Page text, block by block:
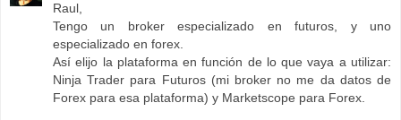
Raul,
Tengo un broker especializado en futuros, y uno
especializado en forex.
Así elijo la plataforma en función de lo que vaya a utilizar:
Ninja Trader para Futuros (mi broker no me da datos de
Forex para esa plataforma) y Marketscope para Forex.